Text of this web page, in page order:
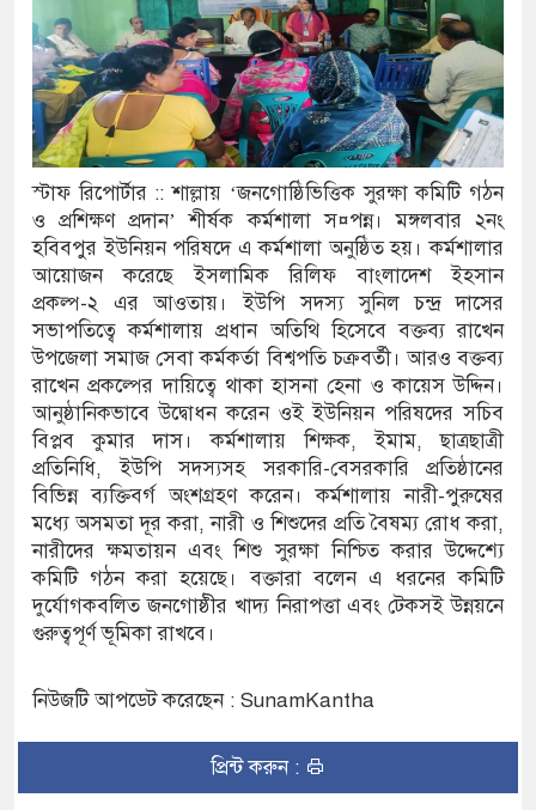
দিবস
সংকট চুলা জ্বলে না, পাম্পে দীর্ঘ লাইন
নিয়েছে দালাল চক্র
সম্প্রসারিত প্রশাসনিক ভবনের উদ্বোধন
তৎপরতা চালানোর মুরোদ আওয়ামী লীগের নেই :
আইনে মামলা: নাদের, পলিন, রিপন-
আসামি
ইলেক্ট্রনিক বুথ ও সেল্ফ সার্ভিস সেন্টারের উদ্বোধন
জেলা প্রশাসন
রেকর্ড সংশোধন ও স্বত্ব ফেরতের দাবি
জীবনের ঝুঁকি, নিরাপদ নৌযান এখনো অধরা
পদ শূন্য, ৪৫১টি প্রাথমিক বিদ্যালয়ে নেই প্রধান
নৌকাডুবিতে নিহত ২, নিখোঁজ ২, ভবানীপুরে শোকের
স্টাফ রিপোর্টার :: শাল্লায় ‘জনগোষ্ঠিভিত্তিক সুরক্ষা কমিটি গঠন
ও প্রশিক্ষণ প্রদান’ শীর্ষক কর্মশালা স¤পন্ন। মঙ্গলবার ২নং
হবিবপুর ইউনিয়ন পরিষদে এ কর্মশালা অনুষ্ঠিত হয়। কর্মশালার
আয়োজন করেছে ইসলামিক রিলিফ বাংলাদেশ ইহসান
প্রকল্প-২ এর আওতায়। ইউপি সদস্য সুনিল চন্দ্র দাসের
সভাপতিত্বে কর্মশালায় প্রধান অতিথি হিসেবে বক্তব্য রাখেন
উপজেলা সমাজ সেবা কর্মকর্তা বিশ্বপতি চক্রবর্তী। আরও বক্তব্য
রাখেন প্রকল্পের দায়িত্বে থাকা হাসনা হেনা ও কায়েস উদ্দিন।
আনুষ্ঠানিকভাবে উদ্বোধন করেন ওই ইউনিয়ন পরিষদের সচিব
বিপ্লব কুমার দাস। কর্মশালায় শিক্ষক, ইমাম, ছাত্রছাত্রী
প্রতিনিধি, ইউপি সদস্যসহ সরকারি-বেসরকারি প্রতিষ্ঠানের
বিভিন্ন ব্যক্তিবর্গ অংশগ্রহণ করেন। কর্মশালায় নারী-পুরুষের
মধ্যে অসমতা দূর করা, নারী ও শিশুদের প্রতি বৈষম্য রোধ করা,
নারীদের ক্ষমতায়ন এবং শিশু সুরক্ষা নিশ্চিত করার উদ্দেশ্যে
কমিটি গঠন করা হয়েছে। বক্তারা বলেন এ ধরনের কমিটি
দুর্যোগকবলিত জনগোষ্ঠীর খাদ্য নিরাপত্তা এবং টেকসই উন্নয়নে
গুরুত্বপূর্ণ ভূমিকা রাখবে।
নিউজটি আপডেট করেছেন : SunamKantha
প্রিন্ট করুন :